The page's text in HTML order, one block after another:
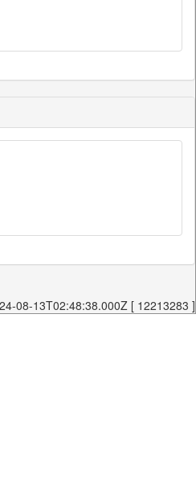
08-13T02:48:38.000Z [ 12213283 ]